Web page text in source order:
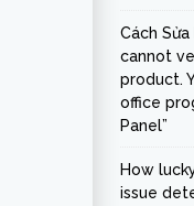
Cách
cannot
product.
office
Panel”
How
issue